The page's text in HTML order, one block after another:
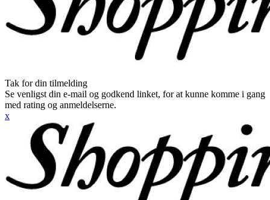
Tak for din tilmelding
Se venligst din e-mail og godkend linket, for at kunne komme i gang
med rating og anmeldelserne.
x